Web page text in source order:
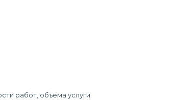
работ, объема услуги